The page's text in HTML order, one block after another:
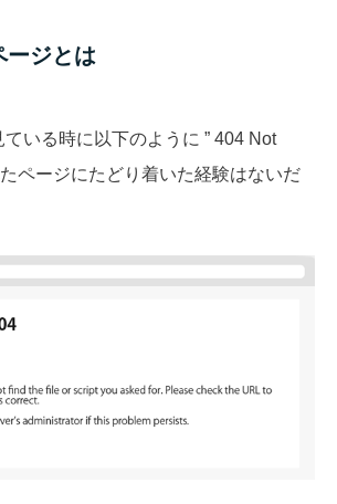
ージとは
いる時に以下のように ” 404 Not
ページにたどり着いた経験はないだ